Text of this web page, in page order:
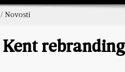
/ Novosti
Kent rebranding